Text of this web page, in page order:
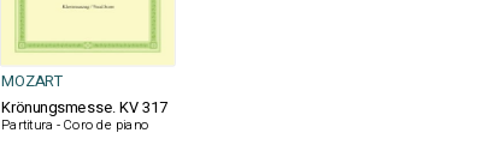
MOZART
Krönungsmesse. KV 317
Partitura - Coro de piano